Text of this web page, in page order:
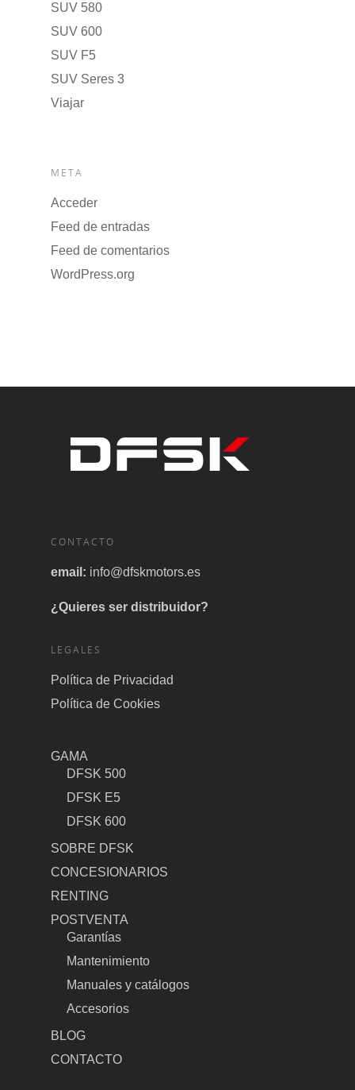
SUV 580
SUV 600
SUV F5
SUV Seres 3
Viajar
META
Acceder
Feed de entradas
Feed de comentarios
WordPress.org
CONTACTO
email: info@dfskmotors.es
¿Quieres ser distribuidor?
LEGALES
Política de Privacidad
Política de Cookies
GAMA
DFSK 500
DFSK E5
DFSK 600
SOBRE DFSK
CONCESIONARIOS
RENTING
POSTVENTA
Garantías
Mantenimiento
Manuales y catálogos
Accesorios
BLOG
CONTACTO